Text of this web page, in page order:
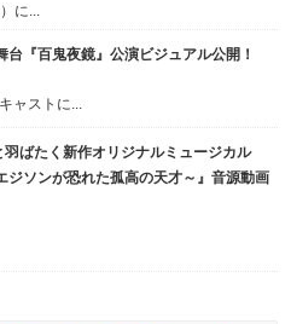
に...
台『百鬼夜鏡』公演ビジュアル公開！
ャストに...
羽ばたく新作オリジナルミュージカル
ジソンが恐れた孤高の天才～』音源動画